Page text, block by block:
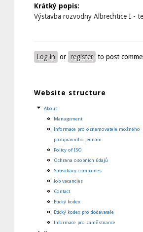
Krátký popis:
Výstavba rozvodny Albrechtice I -
Log in or register to post
Website structure
About
Management
Informace pro oznamovatele možného
protiprávního jednání
Policy of ISO
Ochrana osobních údajů
Subsidiary companies
Job vacancies
Contact
Etický kodex
Etický kodex pro dodavatele
Informace pro zaměstnance